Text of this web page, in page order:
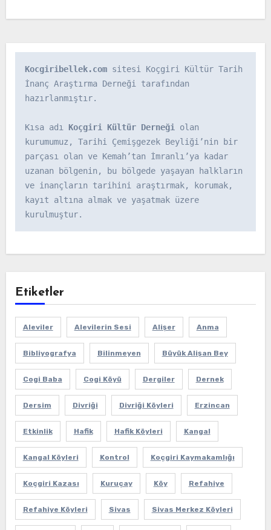
Kocgiribellek.com sitesi Koçgiri Kültür Tarih
İnanç Araştırma Derneği tarafından
hazırlanmıştır.
Kısa adı Koçgiri Kültür Derneği olan
kurumumuz, Tarihi Çemişgezek Beyliği’nin bir
parçası olan ve Kemah’tan İmranlı’ya kadar
uzanan bölgenin, bu bölgede yaşayan halkların
ve inançların tarihini araştırmak, korumak,
kayıt altına almak ve yaşatmak üzere
kurulmuştur.
Etiketler
Aleviler Alevilerin Sesi Alişer Anma
Bibliyografya Bilinmeyen Büyük Alişan Bey
Cogi Baba Cogi Köyü Dergiler Dernek
Dersim Divriği Divriği Köyleri Erzincan
Etkinlik Hafik Hafik Köyleri Kangal
Kangal Köyleri Kontrol Koçgiri Kaymakamlığı
Koçgiri Kazası Kuruçay Köy Refahiye
Refahiye Köyleri Sivas Sivas Merkez Köyleri